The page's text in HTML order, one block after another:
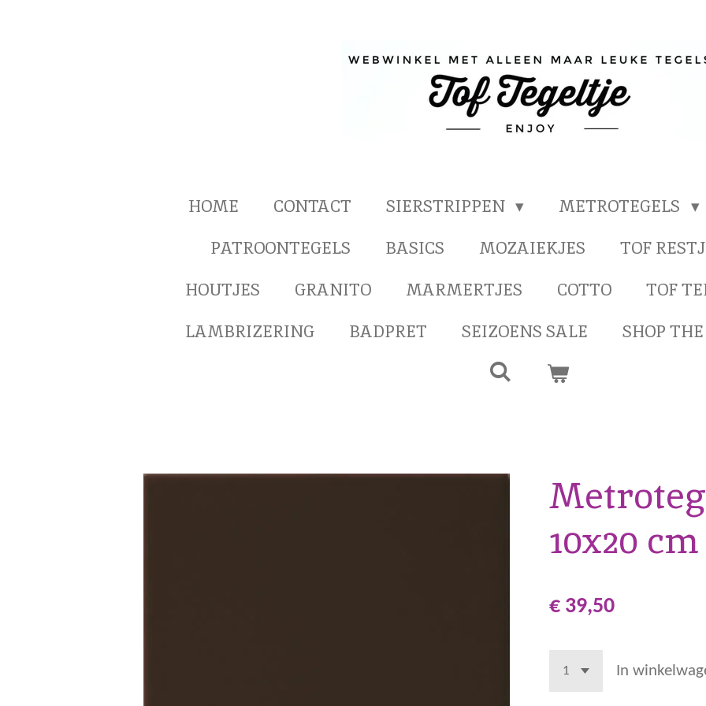
HOME CONTACT SIERSTRIPPEN
METROTEGELS
PATROONTEGELS
BASICS MOZAIEKJES
TOF
HOUTJES
GRANITO MARMERTJES COTTO
TOF
LAMBRIZERING
BADPRET SEIZOENS SALE SHOP
10x20 cm
€ 39,50
In